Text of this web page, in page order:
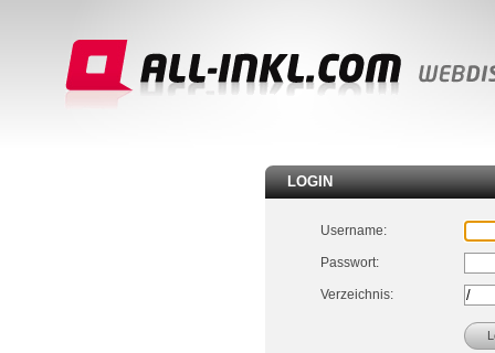
LOGIN
Username:
Passwort:
Verzeichnis: